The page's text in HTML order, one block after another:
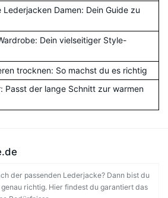
Damen: Dein Guide zu
Dein vielseitiger Style-
trocknen: So machst du es richtig
Passt der lange Schnitt zur warmen
der passenden Lederjacke? Dann bist du
richtig. Hier findest du garantiert das